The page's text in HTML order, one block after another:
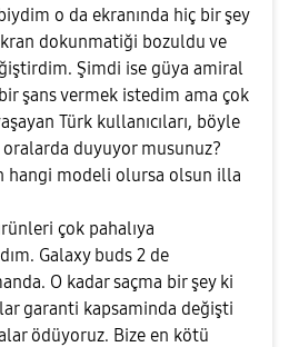
o da ekranında hiç bir şey
dokunmatiği bozuldu ve
Şimdi ise güya amiral
şans vermek istedim ama çok
Türk kullanıcıları, böyle
oralarda duyuyor musunuz?
hangi modeli olursa olsun illa
çok pahalıya
Galaxy buds 2 de
O kadar saçma bir şey ki
garanti kapsaminda değişti
ödüyoruz. Bize en kötü